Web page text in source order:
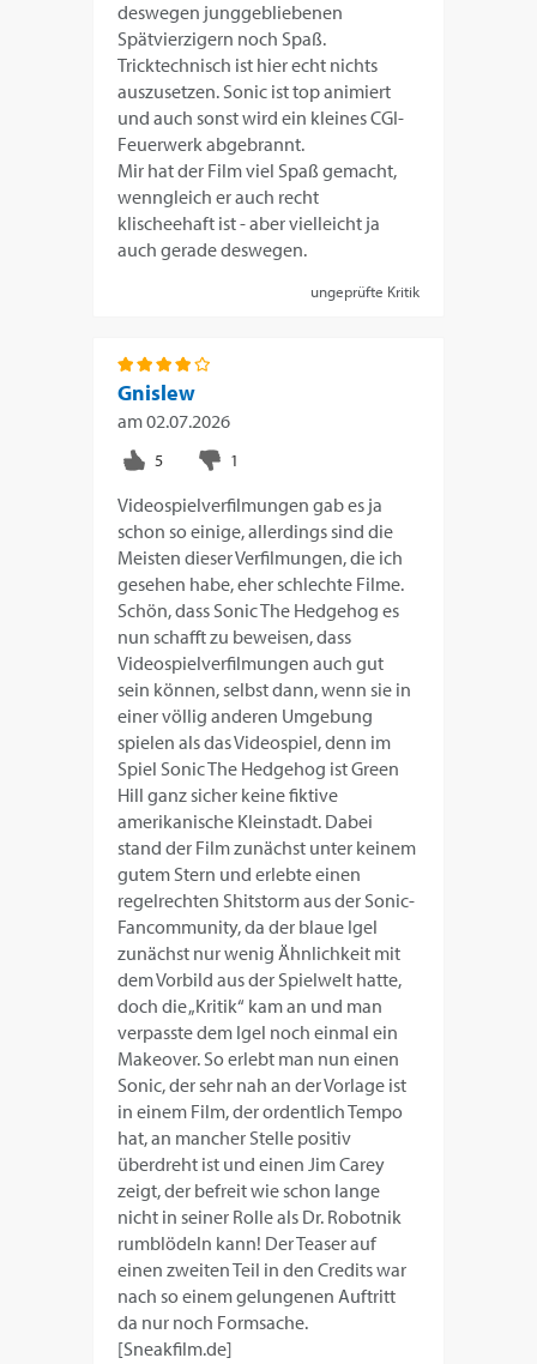
deswegen junggebliebenen
Spätvierzigern noch Spaß.
Tricktechnisch ist hier echt nichts
auszusetzen. Sonic ist top animiert
und auch sonst wird ein kleines CGI-
Feuerwerk abgebrannt.
Mir hat der Film viel Spaß gemacht,
wenngleich er auch recht
klischeehaft ist - aber vielleicht ja
auch gerade deswegen.
ungeprüfte Kritik
Gnislew
am02.07.2026
Videospielverfilmungen gab es ja
schon so einige, allerdings sind die
Meisten dieser Verfilmungen, die ich
gesehen habe, eher schlechte Filme.
Schön, dass Sonic The Hedgehog es
nun schafft zu beweisen, dass
Videospielverfilmungen auch gut
sein können, selbst dann, wenn sie in
einer völlig anderen Umgebung
spielen als das Videospiel, denn im
Spiel Sonic The Hedgehog ist Green
Hill ganz sicher keine fiktive
amerikanische Kleinstadt. Dabei
stand der Film zunächst unter keinem
gutem Stern und erlebte einen
regelrechten Shitstorm aus der Sonic-
Fancommunity, da der blaue Igel
zunächst nur wenig Ähnlichkeit mit
dem Vorbild aus der Spielwelt hatte,
doch die „Kritik“ kam an und man
verpasste dem Igel noch einmal ein
Makeover. So erlebt man nun einen
Sonic, der sehr nah an der Vorlage ist
in einem Film, der ordentlich Tempo
hat, an mancher Stelle positiv
überdreht ist und einen Jim Carey
zeigt, der befreit wie schon lange
nicht in seiner Rolle als Dr. Robotnik
rumblödeln kann! Der Teaser auf
einen zweiten Teil in den Credits war
nach so einem gelungenen Auftritt
da nur noch Formsache.
[Sneakfilm.de]